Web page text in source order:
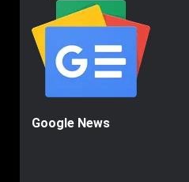
Google News